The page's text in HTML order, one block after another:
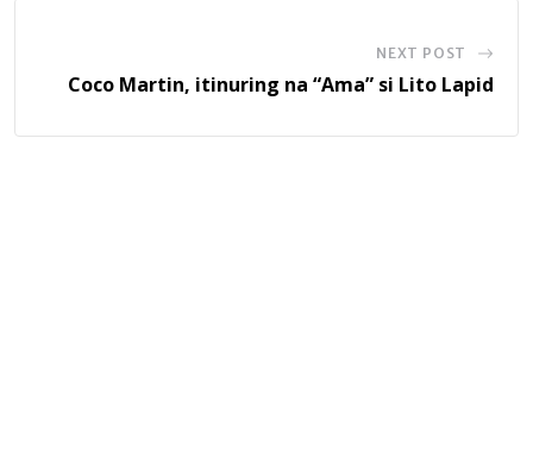
NEXT POST
Coco Martin, itinuring na “Ama” si Lito Lapid